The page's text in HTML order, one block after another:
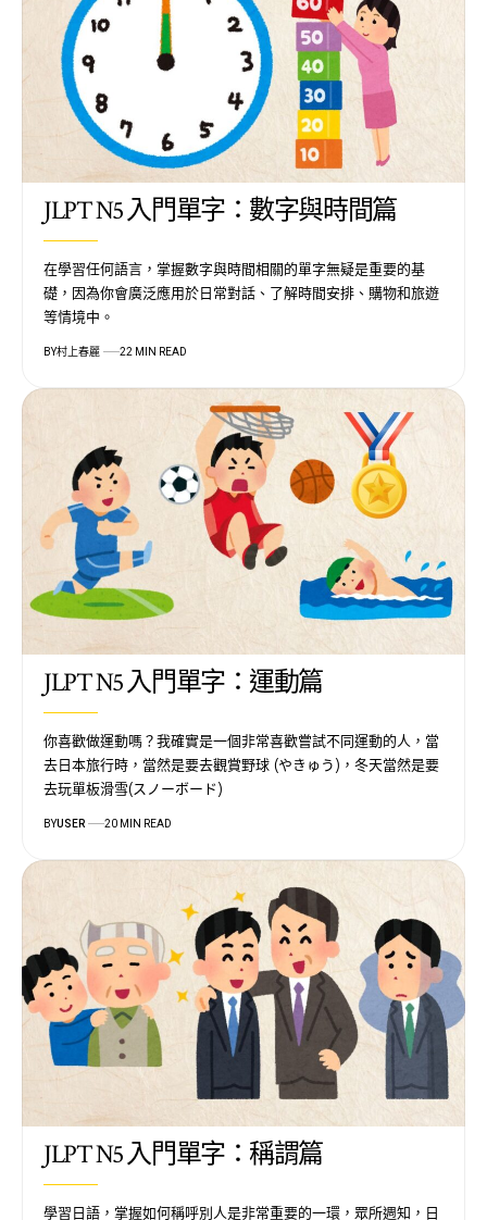
JLPT N5 入門單字：數字與時間篇
在學習任何語言，掌握數字與時間相關的單字無疑是重要的基
礎，因為你會廣泛應用於日常對話、了解時間安排、購物和旅遊
等情境中。
BY村上春麗 22 MIN READ
JLPT N5 入門單字：運動篇
你喜歡做運動嗎？我確實是一個非常喜歡嘗試不同運動的人，當
去日本旅行時，當然是要去觀賞野球 (やきゅう)，冬天當然是要
去玩單板滑雪(スノーボード)
BYUSER 20 MIN READ
JLPT N5 入門單字：稱謂篇
學習日語，掌握如何稱呼別人是非常重要的一環，眾所週知，日